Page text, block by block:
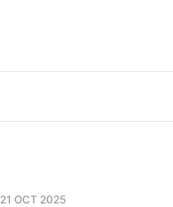
21 OCT 2025